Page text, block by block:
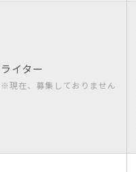
ライター
※現在、募集しておりません